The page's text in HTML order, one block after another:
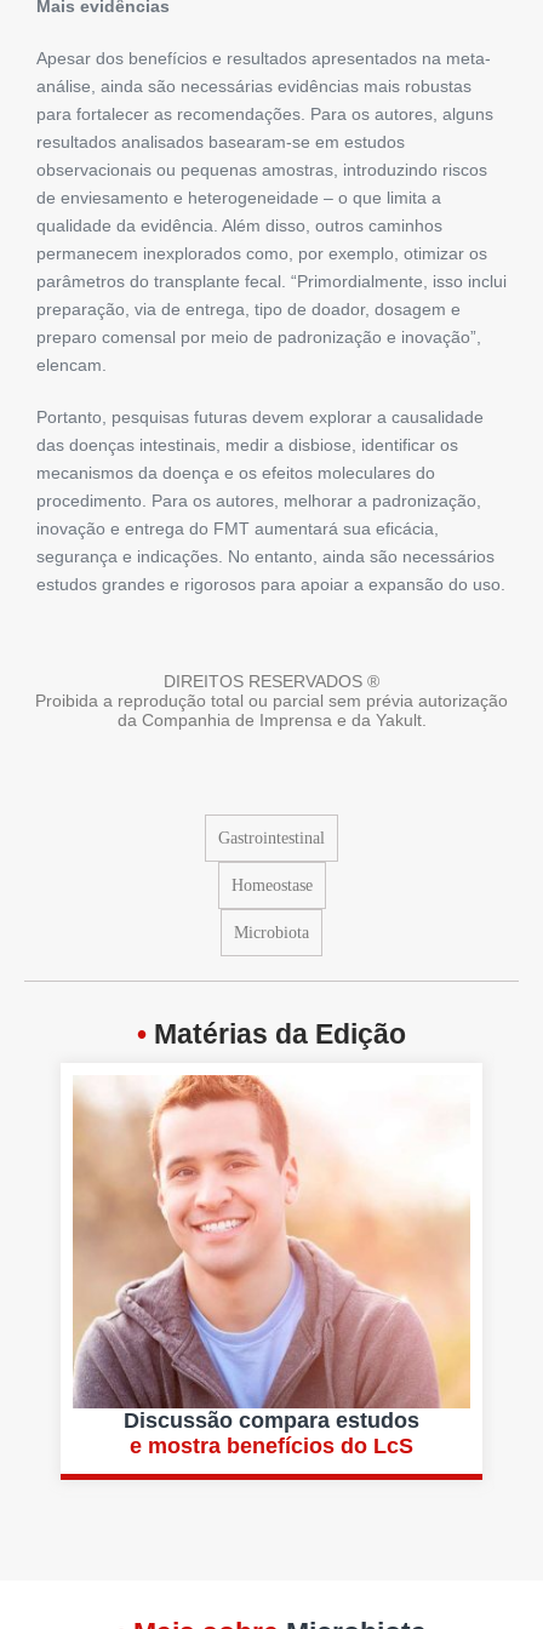
Mais evidências
Apesar dos benefícios e resultados apresentados na meta-
análise, ainda são necessárias evidências mais robustas
para fortalecer as recomendações. Para os autores, alguns
resultados analisados basearam-se em estudos
observacionais ou pequenas amostras, introduzindo riscos
de enviesamento e heterogeneidade – o que limita a
qualidade da evidência. Além disso, outros caminhos
permanecem inexplorados como, por exemplo, otimizar os
parâmetros do transplante fecal. “Primordialmente, isso inclui
preparação, via de entrega, tipo de doador, dosagem e
preparo comensal por meio de padronização e inovação”,
elencam.
Portanto, pesquisas futuras devem explorar a causalidade
das doenças intestinais, medir a disbiose, identificar os
mecanismos da doença e os efeitos moleculares do
procedimento. Para os autores, melhorar a padronização,
inovação e entrega do FMT aumentará sua eficácia,
segurança e indicações. No entanto, ainda são necessários
estudos grandes e rigorosos para apoiar a expansão do uso.
DIREITOS RESERVADOS ®
Proibida a reprodução total ou parcial sem prévia autorização
da Companhia de Imprensa e da Yakult.
Gastrointestinal
Homeostase
Microbiota
• Matérias da Edição
Discussão compara estudos
e mostra benefícios do LcS